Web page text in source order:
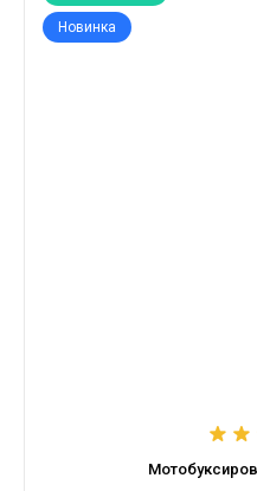
Новинка